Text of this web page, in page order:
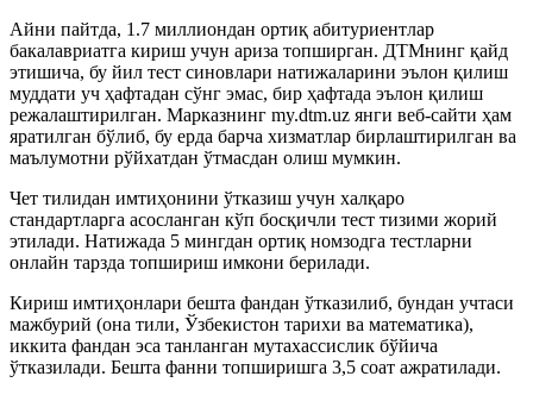
Айни пайтда, 1.7 миллиондан ортиқ абитуриентлар
бакалавриатга кириш учун ариза топширган. ДТМнинг қайд
этишича, бу йил тест синовлари натижаларини эълон қилиш
муддати уч ҳафтадан сўнг эмас, бир ҳафтада эълон қилиш
режалаштирилган. Марказнинг my.dtm.uz янги веб-сайти ҳам
яратилган бўлиб, бу ерда барча хизматлар бирлаштирилган ва
маълумотни рўйхатдан ўтмасдан олиш мумкин.
Чет тилидан имтиҳонини ўтказиш учун халқаро
стандартларга асосланган кўп босқичли тест тизими жорий
этилади. Натижада 5 мингдан ортиқ номзодга тестларни
онлайн тарзда топшириш имкони берилади.
Кириш имтиҳонлари бешта фандан ўтказилиб, бундан учтаси
мажбурий (она тили, Ўзбекистон тарихи ва математика),
иккита фандан эса танланган мутахассислик бўйича
ўтказилади. Бешта фанни топширишга 3,5 соат ажратилади.